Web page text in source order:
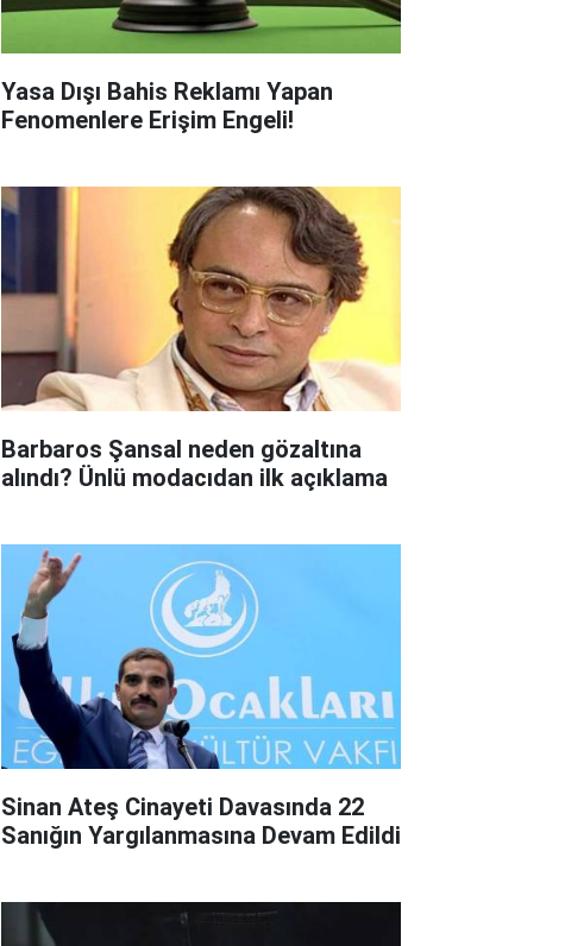
Yasa Dışı Bahis Reklamı Yapan
Fenomenlere Erişim Engeli!
Barbaros Şansal neden gözaltına
alındı? Ünlü modacıdan ilk açıklama
Sinan Ateş Cinayeti Davasında 22
Sanığın Yargılanmasına Devam Edildi